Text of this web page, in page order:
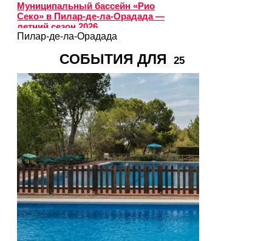
Муниципальный бассейн «Рио
Секо» в Пилар-де-ла-Орадада —
летний сезон 2026
Пилар-де-ла-Орадада
СОБЫТИЯ ДЛЯ 25